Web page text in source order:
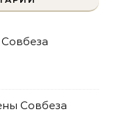
Совбеза